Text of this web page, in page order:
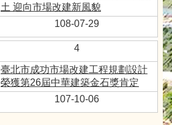
土 迎向市場改建新風貌
108-07-29
4
臺北市成功市場改建工程規劃設計
榮獲第26屆中華建築金石獎肯定
107-10-06